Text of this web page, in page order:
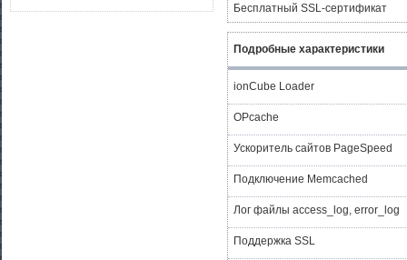
Бесплатный SSL-сертификат
Подробные характеристики
ionCube Loader
OPcache
Ускоритель сайтов PageSpeed
Подключение Memcached
Лог файлы access_log, error_log
Поддержка SSL